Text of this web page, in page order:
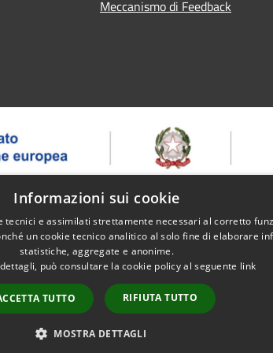
Meccanismo di Feedback
1.2 - AZIONE 1.2.2 - Intervento 1.2.2.2
ed eventi dell'enoturismo - CUP:
Copyright © 2026 • Comune di
Informazioni sui cookie
tecnici e assimilati strettamente necessari al corretto
un cookie tecnico analitico al solo fine di elaborare
statistiche, aggregate e anonime.
può consultare la cookie policy al seguente link
TUTTO RIFIUTA TUTTO
MOSTRA DETTAGLI